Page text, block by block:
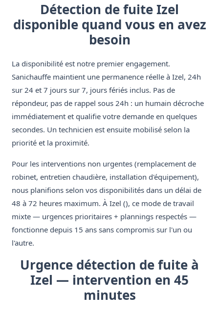
Détection de fuite Izel
disponible quand vous en avez
besoin
La disponibilité est notre premier engagement.
Sanichauffe maintient une permanence réelle à Izel, 24h
sur 24 et 7 jours sur 7, jours fériés inclus. Pas de
répondeur, pas de rappel sous 24h : un humain décroche
immédiatement et qualifie votre demande en quelques
secondes. Un technicien est ensuite mobilisé selon la
priorité et la proximité.
Pour les interventions non urgentes (remplacement de
robinet, entretien chaudière, installation d'équipement),
nous planifions selon vos disponibilités dans un délai de
48 à 72 heures maximum. À Izel (), ce mode de travail
mixte — urgences prioritaires + plannings respectés —
fonctionne depuis 15 ans sans compromis sur l'un ou
l'autre.
Urgence détection de fuite à
Izel — intervention en 45
minutes